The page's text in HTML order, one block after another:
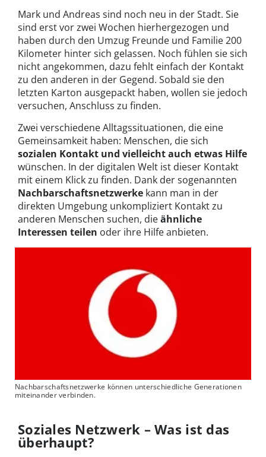
Mark und Andreas sind noch neu in der Stadt. Sie
sind erst vor zwei Wochen hierhergezogen und
haben durch den Umzug Freunde und Familie 200
Kilometer hinter sich gelassen. Noch fühlen sie sich
nicht angekommen, dazu fehlt einfach der Kontakt
zu den anderen in der Gegend. Sobald sie den
letzten Karton ausgepackt haben, wollen sie jedoch
versuchen, Anschluss zu finden.
Zwei verschiedene Alltagssituationen, die eine
Gemeinsamkeit haben: Menschen, die sich
sozialen Kontakt und vielleicht auch etwas Hilfe
wünschen. In der digitalen Welt ist dieser Kontakt
mit einem Klick zu finden. Dank der sogenannten
Nachbarschaftsnetzwerke kann man in der
direkten Umgebung unkompliziert Kontakt zu
anderen Menschen suchen, dieähnliche
Interessen teilen oder ihre Hilfe anbieten.
Nachbarschaftsnetzwerke können unterschiedliche Generationen
miteinander verbinden.
Soziales Netzwerk – Was ist das
überhaupt?